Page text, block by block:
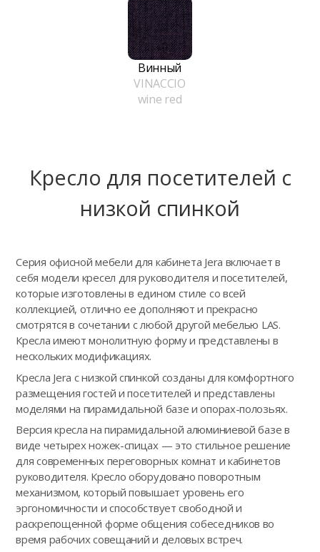
Винный
VINACCIO
wine red
Кресло для посетителей с
низкой спинкой
Серия офисной мебели для кабинета Jera включает в
себя модели кресел для руководителя и посетителей,
которые изготовлены в едином стиле со всей
коллекцией, отлично ее дополняют и прекрасно
смотрятся в сочетании с любой другой мебелью LAS.
Кресла имеют монолитную форму и представлены в
нескольких модификациях.
Кресла Jera с низкой спинкой созданы для комфортного
размещения гостей и посетителей и представлены
моделями на пирамидальной базе и опорах-полозьях.
Версия кресла на пирамидальной алюминиевой базе в
виде четырех ножек-спицах — это стильное решение
для современных переговорных комнат и кабинетов
руководителя. Кресло оборудовано поворотным
механизмом, который повышает уровень его
эргономичности и способствует свободной и
раскрепощенной форме общения собеседников во
время рабочих совещаний и деловых встреч.